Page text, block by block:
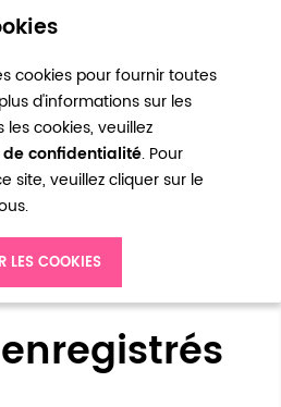
cookies pour fournir toutes
d'informations sur les
cookies, veuillez
de confidentialité. Pour
site, veuillez cliquer sur le
LES COOKIES
client